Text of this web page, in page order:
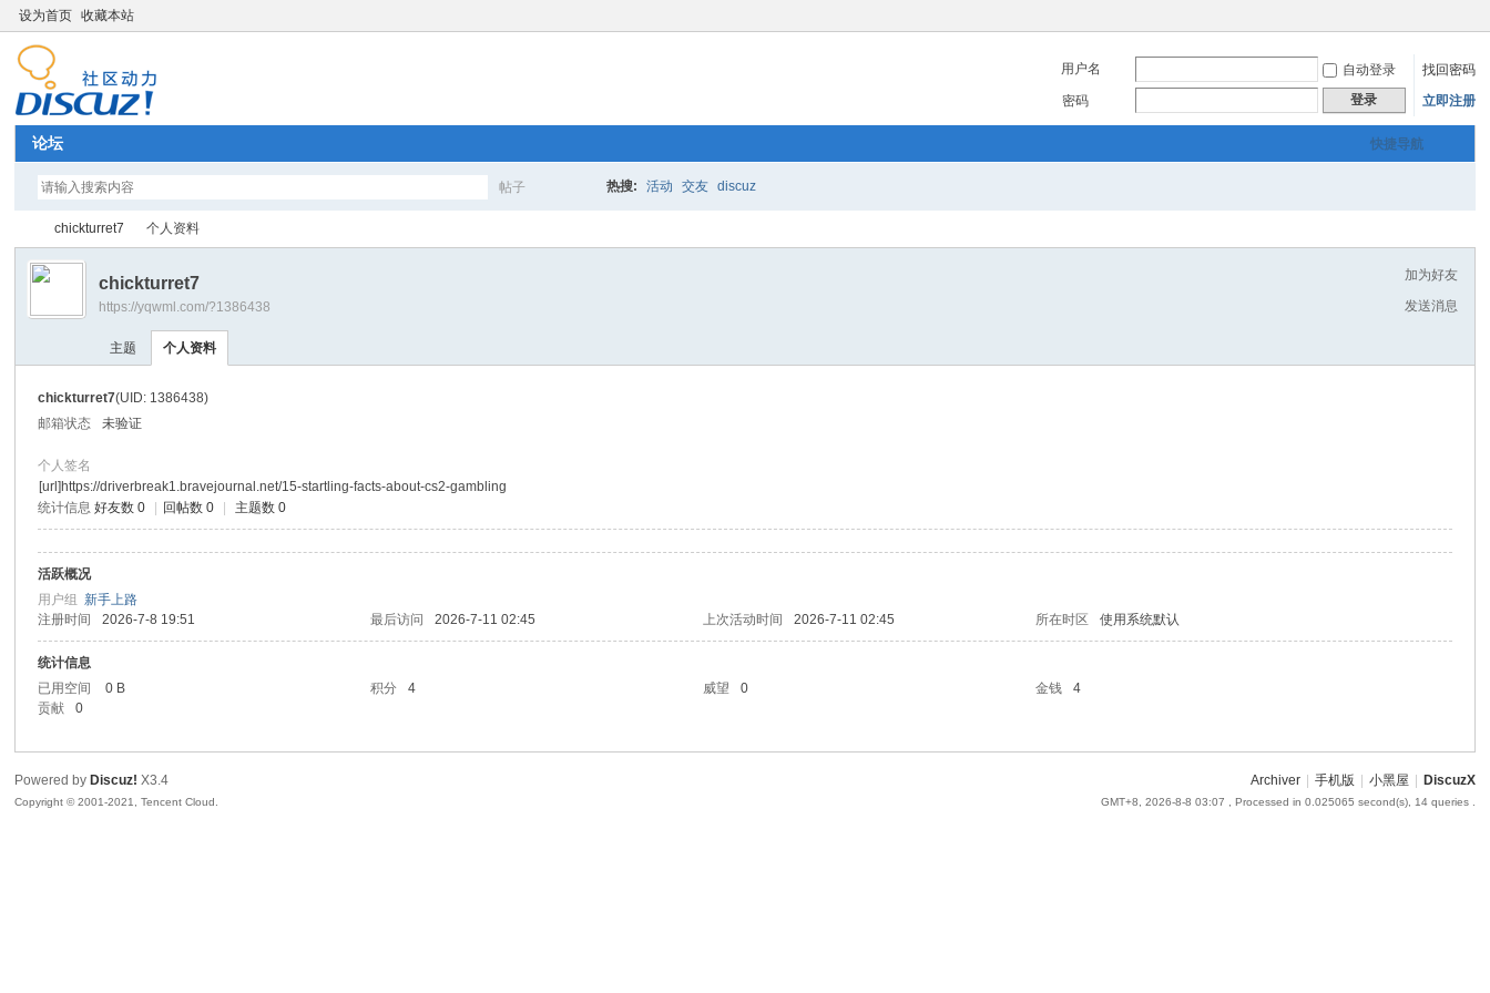
设为首页 收藏本站
用户名 自动登录
找回密码
密码
登录 立即注册
快捷导航
论坛
帖子 热搜: 活动 交友 discuz
›
chickturret7 个人资料
加为好友
发送消息
chickturret7
https://yqwml.com/?1386438
主题 个人资料
chickturret7(UID: 1386438)
邮箱状态
未验证
个人签名
[url]https://driverbreak1.bravejournal.net/15-startling-facts-about-cs2-gambling
统计信息 好友数 0 回帖数 0 主题数 0
活跃概况
用户组新手上路
注册时间
2026-7-8 19:51 最后访问 2026-7-11 02:45 上次活动时间 2026-7-11 02:45 所在时区 使用系统默认
统计信息
已用空间
0 B 积分 4 威望 0 金钱
4
贡献
0
Archiver 手机版 小黑屋 DiscuzX
GMT+8, 2026-8-8 03:07 , Processed in 0.025065 second(s), 14 queries .
Powered by Discuz! X3.4
Copyright © 2001-2021, Tencent Cloud.